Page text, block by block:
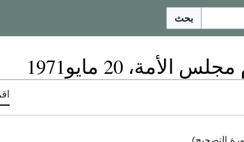
بحث
20 مايو1971